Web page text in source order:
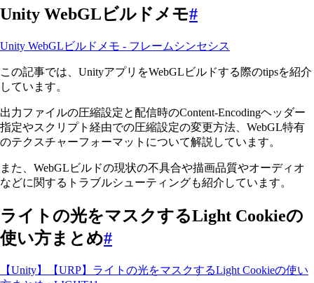
Unity WebGLビルドメモ#
Unity WebGLビルドメモ - フレームシンセシス
この記事では、UnityアプリをWebGLビルドする際のtipsを紹介
しています。
出力ファイルの圧縮設定と配信時のContent-Encodingヘッダー
指定やスクリプト経由での圧縮設定の変更方法、WebGL特有
のテクスチャーフォーマットについて解説しています。
また、WebGLビルドの現状の不具合や描画品質やオーディオ
などに関するトラブルシューティングも紹介しています。
ライトの光をマスクするLight Cookieの
使い方まとめ#
【Unity】【URP】ライトの光をマスクするLight Cookieの使い